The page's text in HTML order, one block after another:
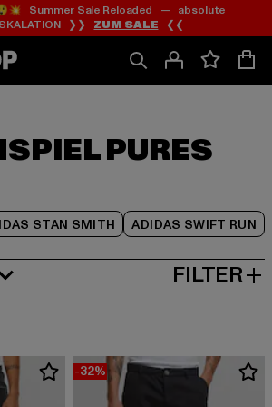
Zum
Inhalt
springen
Zum
Fußzeile
springen
Summer Sale Reloaded — absolute
❯❯ ZUM SALE ❮❮
PURES
STAN SMITH ADIDAS SWIFT RUN
Zum
Produktraster
springen
FILTER
-32%